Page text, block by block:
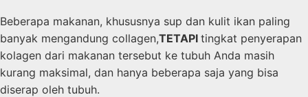
Beberapa makanan, khususnya sup dan kulit ikan paling
banyak mengandung collagen,TETAPI tingkat penyerapan
kolagen dari makanan tersebut ke tubuh Anda masih
kurang maksimal, dan hanya beberapa saja yang bisa
diserap oleh tubuh.